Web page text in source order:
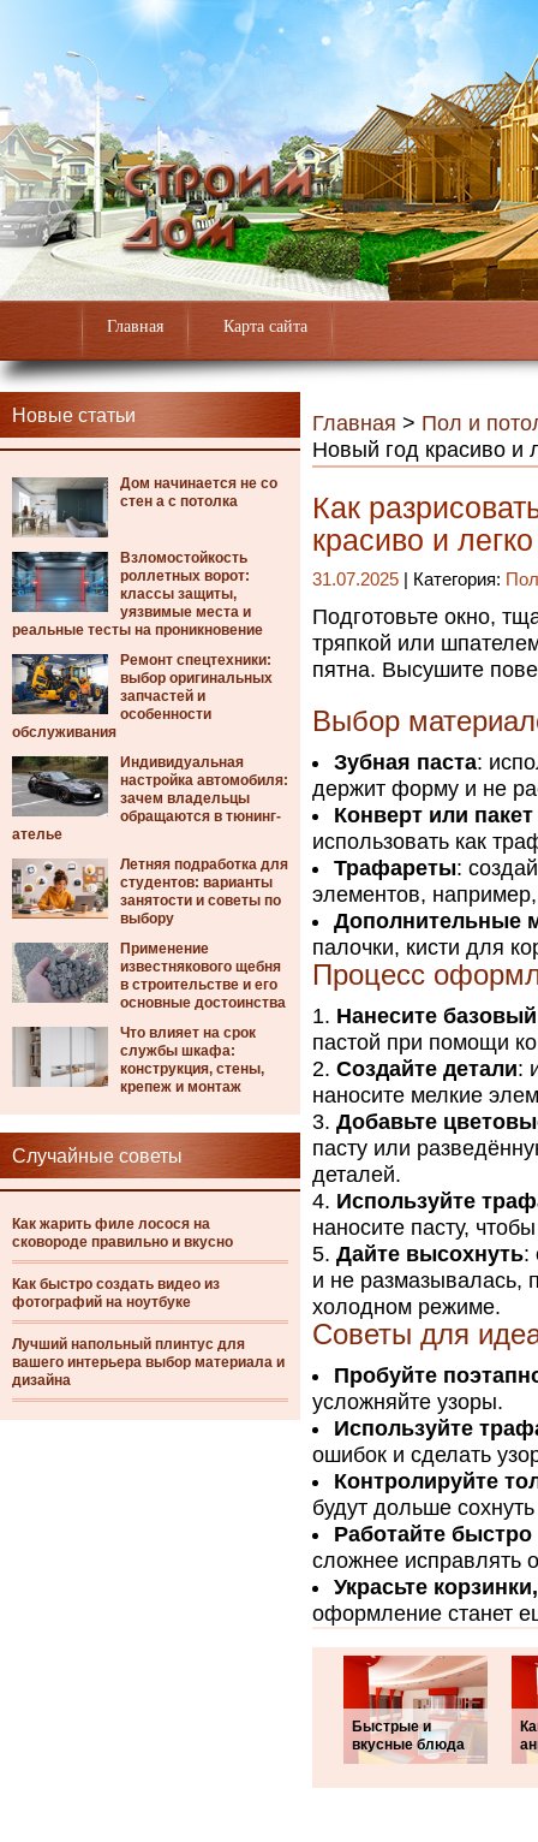
Главная Карта сайта
Новые статьи
Дом начинается не со
стен а с потолка
Взломостойкость
роллетных ворот:
классы защиты,
уязвимые места и
реальные тесты на проникновение
Ремонт спецтехники:
выбор оригинальных
запчастей и
особенности
обслуживания
Индивидуальная
настройка автомобиля:
зачем владельцы
обращаются в тюнинг-
ателье
Летняя подработка для
студентов: варианты
занятости и советы по
выбору
Применение
известнякового щебня
в строительстве и его
основные достоинства
Что влияет на срок
службы шкафа:
конструкция, стены,
крепеж и монтаж
Случайные советы
Как жарить филе лосося на
сковороде правильно и вкусно
Как быстро создать видео из
фотографий на ноутбуке
Лучший напольный плинтус для
вашего интерьера выбор материала и
дизайна
Главная > Пол и
Новый год красиво и
Как
красиво и легко
31.07.2025 | Категория:
Подготовьте окно,
тряпкой или
пятна. Высушите
Выбор
Зубная паста:
держит форму и не
Конверт или
использовать как
Трафареты:
элементов,
Дополнительные
палочки, кисти для
Процесс
Нанесите
пастой при помощи
Создайте детали:
наносите мелкие
Добавьте
пасту или
деталей.
Используйте
наносите пасту,
Дайте высохнуть:
и не размазывалась,
холодном режиме.
Советы для
Пробуйте
усложняйте узоры.
Используйте
ошибок и сделать
Контролируйте
будут дольше
Работайте быстро
сложнее исправлять
Украсьте
оформление станет
Быстрые и
вкусные блюда